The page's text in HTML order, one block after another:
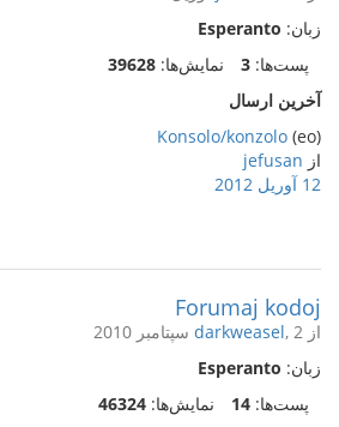
زبان: Esperanto
پست‌ها: 3 نمایش‌ها: 39628
آخرین ارسال
(eo)
Konsolo/konzolo
از jefusan
12 آوریل 2012
Forumaj kodoj
از darkweasel, 2 سپتامبر 2010
زبان: Esperanto
پست‌ها: 14 نمایش‌ها: 46324